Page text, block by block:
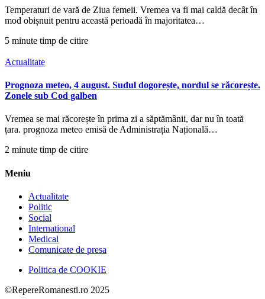
Temperaturi de vară de Ziua femeii. Vremea va fi mai caldă decât în
mod obișnuit pentru această perioadă în majoritatea…
5 minute timp de citire
Actualitate
Prognoza meteo, 4 august. Sudul dogorește, nordul se răcorește.
Zonele sub Cod galben
Vremea se mai răcorește în prima zi a săptămânii, dar nu în toată
țara. prognoza meteo emisă de Administrația Națională…
2 minute timp de citire
Meniu
Actualitate
Politic
Social
International
Medical
Comunicate de presa
Politica de COOKIE
©RepereRomanesti.ro 2025